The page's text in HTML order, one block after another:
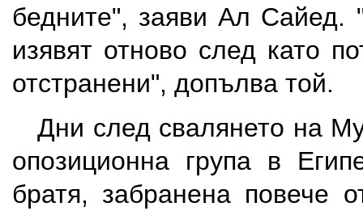
бедните", заяви Ал
изявят отново след като
отстранени", допълва той.
Дни след свалянето на
опозиционна група в
братя, забранена повече